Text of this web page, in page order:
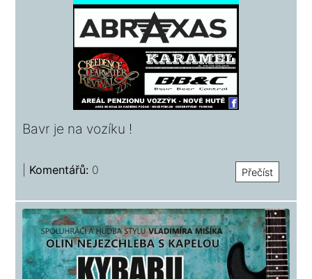
Bavr je na vozíku !
Přečíst
Komentářů: 0